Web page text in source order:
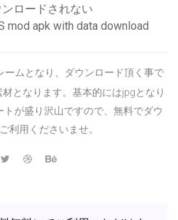
ロードされない
mod apk with data download
ームとなり、ダウンロード頂く事で
となります。基本的にはjpgとなり
トが盛り沢山ですので、無料でダウ
利用くださいませ。